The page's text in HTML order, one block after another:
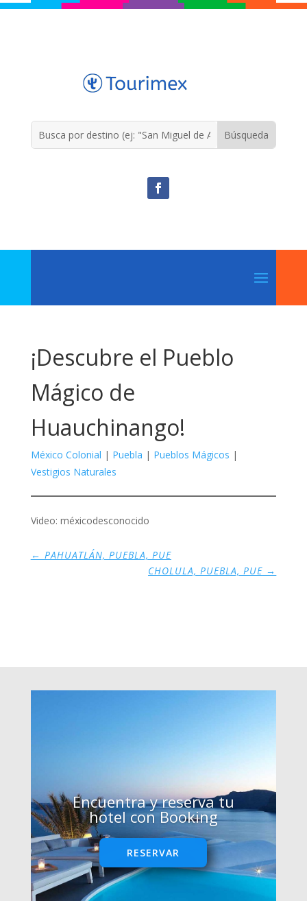
¡Descubre el Pueblo
Mágico de
Huauchinango!
México Colonial | Puebla | Pueblos Mágicos |
Vestigios Naturales
Video: méxicodesconocido
← PAHUATLÁN, PUEBLA, PUE
CHOLULA, PUEBLA, PUE →
Encuentra y reserva tu
hotel con Booking
RESERVAR